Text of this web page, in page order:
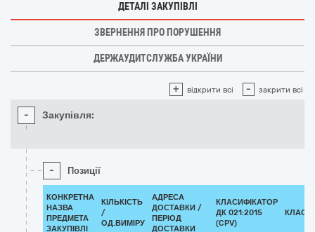
ДЕТАЛІ ЗАКУПІВЛІ
ЗВЕРНЕННЯ ПРО ПОРУШЕННЯ
ДЕРЖАУДИТСЛУЖБА УКРАЇНИ
+ відкрити всі - закрити всі
- Закупівля:
- Позиції
КОНКРЕТНА
НАЗВА
ПРЕДМЕТА
ЗАКУПІВЛІ
КІЛЬКІСТЬ
/
ОД.ВИМІРУ
АДРЕСА
ДОСТАВКИ /
ПЕРІОД
ДОСТАВКИ
КЛАСИФІКАТОР
ДК 021:2015
(CPV)